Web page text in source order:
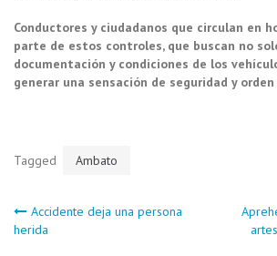
Conductores y ciudadanos que circulan en
parte de estos controles, que buscan no
documentación y condiciones de los
generar una sensación de seguridad y
Tagged Ambato
Navegación
Accidente deja una persona
herida